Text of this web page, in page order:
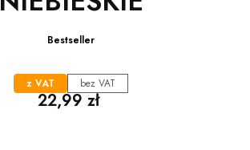
Bestseller
z VAT bez VAT
Cena
22,99 zł